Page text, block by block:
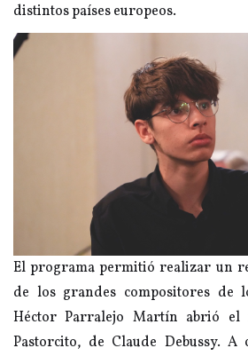
distintos países europeos.
El programa permitió realizar un
de los grandes compositores de
Héctor Parralejo Martín abrió el
Pastorcito, de Claude Debussy. A